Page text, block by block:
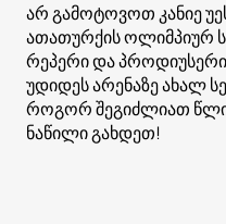
არ გამოტოვოთ კანიე
ათათურქის ოლიმპიურ
რეპერი და
უდიდეს არენაზე ახალ
როგორ შეგიძლიათ
ნაწილი გახდეთ!